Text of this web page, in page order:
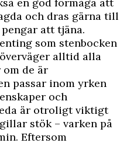
en god förmåga att
och dras gärna till
att tjäna.
som stenbocken
alltid alla
de är
passar inom yrken
och
är otroligt viktigt
stök – varken på
Eftersom